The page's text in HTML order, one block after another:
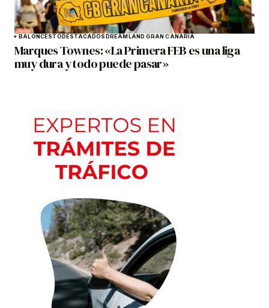
BALONCESTODESTACADOSDREAMLAND GRAN CANARIA
Marques Townes: «La Primera FEB es una liga
muy dura y todo puede pasar»